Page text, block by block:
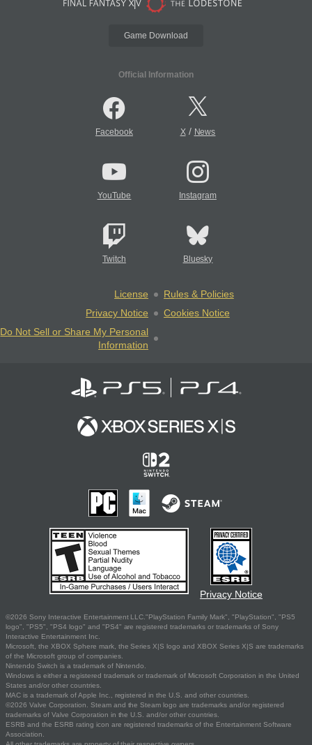
Game Download
Official Information
Facebook X/ News
YouTube Instagram
Twitch Bluesky
License
Rules & Policies
Privacy Notice
Cookies Notice
Do Not Sell or Share My Personal
Information
Privacy Notice
©2026 Sony Interactive Entertainment LLC."PlayStation Family Mark", "PlayStation", "PS5
logo", "PS5", "PS4 logo" and "PS4" are registered trademarks or trademarks of Sony
Interactive Entertainment Inc.
Microsoft, the XBOX Sphere mark, the Series X|S logo and XBOX Series X|S are trademarks
of the Microsoft group of companies.
Nintendo Switch is a trademark of Nintendo.
Windows is either a registered trademark or trademark of Microsoft Corporation in the United
States and/or other countries.
MAC is a trademark of Apple Inc., registered in the U.S. and other countries.
©2026 Valve Corporation. Steam and the Steam logo are trademarks and/or registered
trademarks of Valve Corporation in the U.S. and/or other countries.
ESRB and the ESRB rating icon are registered trademarks of the Entertainment Software
Association.